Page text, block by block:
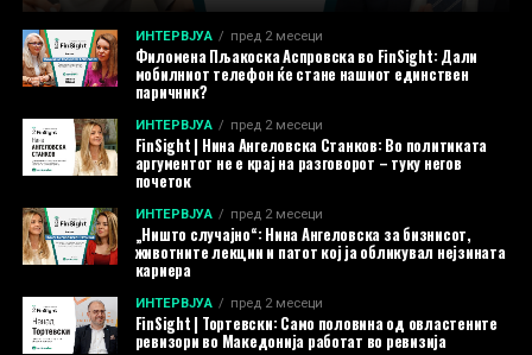
ИНТЕРВЈУА пред 2 месеци
Филомена Пљакоска Аспровска во FinSight: Дали
мобилниот телефон ќе стане нашиот единствен
паричник?
ИНТЕРВЈУА пред 2 месеци
FinSight | Нина Ангеловска Станков: Во политиката
аргументот не е крај на разговорот – туку негов
почеток
ИНТЕРВЈУА пред 2 месеци
„Ништо случајно“: Нина Ангеловска за бизнисот,
животните лекции и патот кој ја обликувал нејзината
кариера
ИНТЕРВЈУА пред 2 месеци
FinSight | Тортевски: Само половина од овластените
ревизори во Македонија работат во ревизија